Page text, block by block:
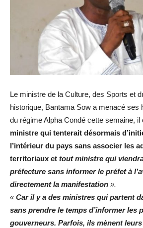
Le ministre de la Culture, des Sports et
historique, Bantama Sow a menacé ses
du régime Alpha Condé cette semaine, il
ministre qui tenterait désormais
l’intérieur du pays sans associer les
territoriaux et tout ministre qui
préfecture sans informer le préfet à
directement la manifestation ».
«Car il y a des ministres qui partent
sans prendre le temps d’informer les
gouverneurs. Parfois, ils mènent